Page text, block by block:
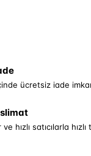
ücretsiz iade
hızlı satıcılarla hızlı